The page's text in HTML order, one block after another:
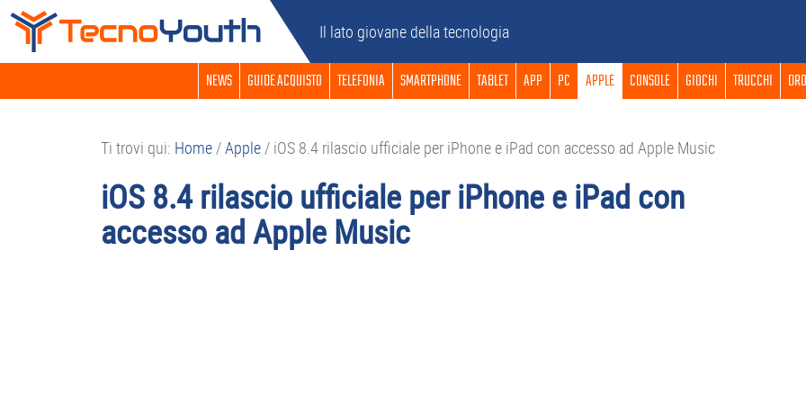
Passa
navigazione
Passa
contenuto
Passa
barra
Passa
piè
Il lato giovane della tecnologia
NEWS GUIDE ACQUISTO TELEFONIA SMARTPHONE TABLET APP PC APPLE CONSOLE GIOCHI TRUCCHI
Ti trovi qui: Home/Apple/ iOS 8.4 rilascio ufficiale per iPhone e iPad con accesso ad Apple Music
iOS 8.4 rilascio ufficiale per iPhone e iPad con
accesso ad Apple Music